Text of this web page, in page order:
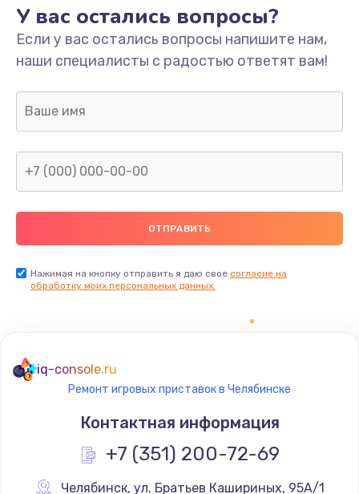
У вас остались вопросы?
Если у вас остались вопросы напишите нам,
наши специалисты с радостью ответят вам!
Нажимая на кнопку отправить я даю свое согласие на
обработку моих персональных данных.
iq-console.ru
Ремонт игровых приставок в Челябинске
Контактная информация
+7 (351) 200-72-69
Челябинск, ул. Братьев Кашириных, 95А/1